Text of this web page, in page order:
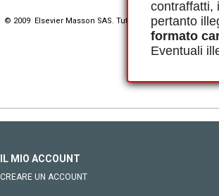
contraffatti,
pertanto
formato
Eventuali
© 2009 Elsevier Masson SAS. Tutti i diritti riservati.
IL MIO ACCOUNT
CREARE UN ACCOUNT